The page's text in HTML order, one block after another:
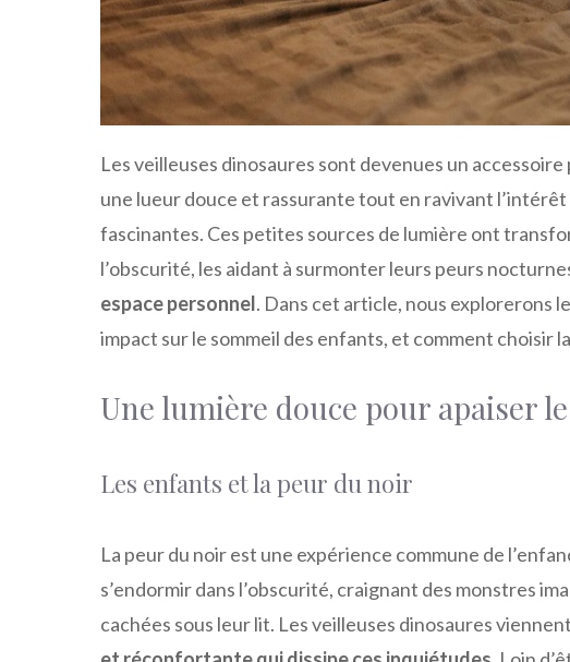
Les veilleuses dinosaures sont devenues un
une lueur douce et rassurante tout en ravivant
fascinantes. Ces petites sources de lumière ont
l’obscurité, les aidant à surmonter leurs peurs
espace personnel. Dans cet article, nous explorerons
impact sur le sommeil des enfants, et comment
Une lumière douce pour apaiser
Les enfants et la peur du noir
La peur du noir est une expérience commune de
s’endormir dans l’obscurité, craignant des monstres
cachées sous leur lit. Les veilleuses dinosaures